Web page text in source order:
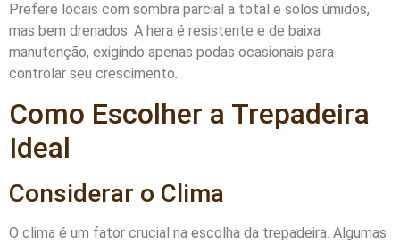
Prefere locais com sombra parcial a total e solos úmidos,
mas bem drenados. A hera é resistente e de baixa
manutenção, exigindo apenas podas ocasionais para
controlar seu crescimento.
Como Escolher a Trepadeira
Ideal
Considerar o Clima
O clima é um fator crucial na escolha da trepadeira. Algumas